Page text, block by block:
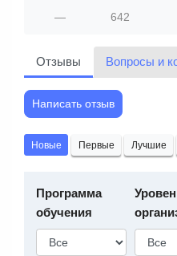
— 642
Отзывы Вопросы и
Написать отзыв
Новые Первые Лучшие
Программа
обучения